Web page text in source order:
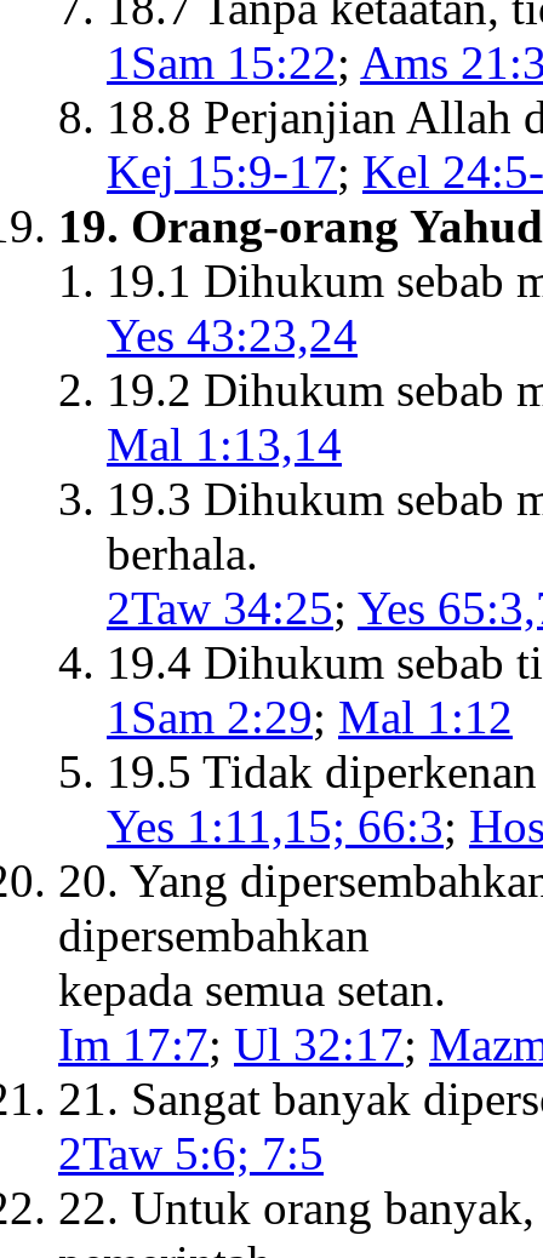
1Sam 15:22; Ams
18.8 Perjanjian Allah
Kej 15:9-17; Kel
19. Orang-orang
19.1 Dihukum sebab
Yes 43:23,24
19.2 Dihukum sebab
Mal 1:13,14
19.3 Dihukum sebab
berhala.
2Taw 34:25; Yes
19.4 Dihukum sebab
1Sam 2:29; Mal 1:12
19.5 Tidak
Yes 1:11,15; 66:3;
20. Yang
dipersembahkan
kepada semua setan.
Im 17:7; Ul 32:17;
21. Sangat banyak
2Taw 5:6; 7:5
22. Untuk orang